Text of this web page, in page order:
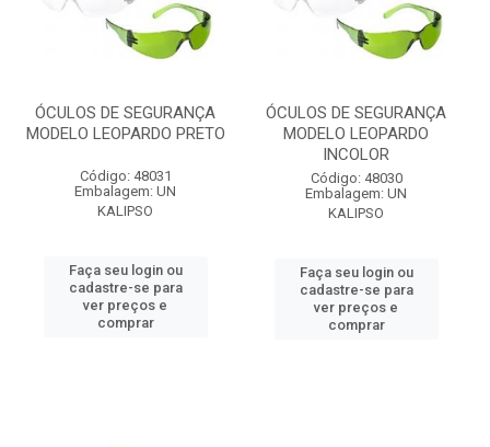
ÓCULOS DE SEGURANÇA
MODELO LEOPARDO PRETO
Código: 48031
Embalagem: UN
KALIPSO
Faça seu login ou
cadastre-se para
ver preços e
comprar
ÓCULOS DE SEGURANÇA
MODELO LEOPARDO
INCOLOR
Código: 48030
Embalagem: UN
KALIPSO
Faça seu login ou
cadastre-se para
ver preços e
comprar